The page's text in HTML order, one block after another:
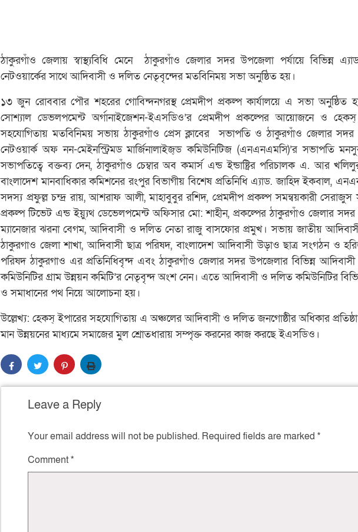
ঠাকুরগাঁও জেলায় স্বাস্থ্যবিধি মেনে ঠাকুরগাঁও জেলার সদর উপজেলা পর্যায়ে বিভিন্ন
নেটওয়ার্কের সাথে আদিবাসী ও দলিত নেতৃবৃন্দের মতবিনিময় সভা অনুষ্ঠিত হয়।
১৩ জুন রোববার পৌর শহরের গোবিন্দনগরস্থ প্রেমদীপ প্রকল্প কার্যালয়ে এ সভা অনুষ্ঠিত
সোশ্যাল ডেভলপমেন্ট অর্গানাইজেশন-ইএসডিও’র প্রেমদীপ প্রকল্পের আয়োজনে ও
সহযোগিতায় মতবিনিময় সভায় ঠাকুরগাঁও প্রেস ক্লাবের সভাপতি ও ঠাকুরগাঁও জেলার
নেটওয়ার্ক অফ নন-মেইনস্ট্রিমড মার্জিনালাইজ্ড কমিউনিটিজ (এনএনএমসি)’র সভাপতি
সভাপতিত্বে বক্তব্য দেন, ঠাকুরগাঁও চেম্বার অব কমার্স এন্ড ইন্ডাষ্ট্রির পরিচালক এ. আর
বাংলাদেশ মানবাধিকার কমিশনের রংপুর বিভাগীয় বিশেষ প্রতিনিধি এ্যাড. জাহিদ ইকবাল,
সদস্য প্রফুল্ল চন্দ্র রায়, আশরাফ আলী, মাহাবুবুর রশিদ, প্রেমদীপ প্রকল্প সমন্বয়কারী সেরাজুস
প্রকল্প টিভেট এন্ড ইয়্যুথ ডেভেলপমেন্ট অফিসার মো: শাহীন, প্রকল্পের ঠাকুরগাঁও জেলার
ম্যানেজার ঝরনা বেগম, আদিবাসী ও দলিত নেতা রাজু বাসফোর প্রমুখ। সভায় জাতীয়
ঠাকুরগাও জেলা শাখা, আদিবাসী ছাত্র পরিষদ, বাংলাদেশ আদিবাসী উড়াও ছাত্র সংগঠন ও
পরিষদ ঠাকুরগাও এর প্রতিনিধিবৃন্দ এবং ঠাকুরগাঁও জেলার সদর উপজেলার বিভিন্ন
কমিউনিটির গ্রাম উন্নয়ন কমিটি’র নেতৃবৃন্দ অংশ নেন। এতে আদিবাসী ও দলিত কমিউনিটির
ও সমাধানের পথ নিয়ে আলোচনা হয়।
উল্লেখ্য: হেকস্ ইপারের সহযোগিতায় এ অঞ্চলের আদিবাসী ও দলিত জনগোষ্ঠীর অধিকার
মান উন্নয়নের মাধ্যমে সমাজের মুল শ্রোতধারায় সম্পৃক্ত করনের কাজ করছে ইএসডিও।
Leave a Reply
Your email address will not be published. Required fields are marked *
Comment*